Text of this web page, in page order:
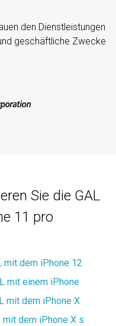
den Dienstleistungen
geschäftliche Zwecke
Sie die GAL
11 pro
mit dem iPhone 12
mit einem iPhone
mit dem iPhone X
mit dem iPhone X s